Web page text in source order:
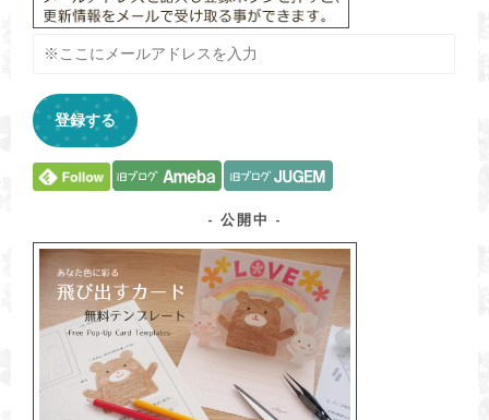
に
メ
ー
ル
ア
を
登録する
公開中